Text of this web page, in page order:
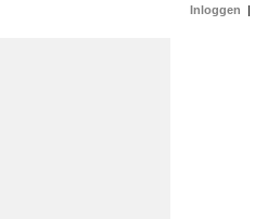
Inloggen |